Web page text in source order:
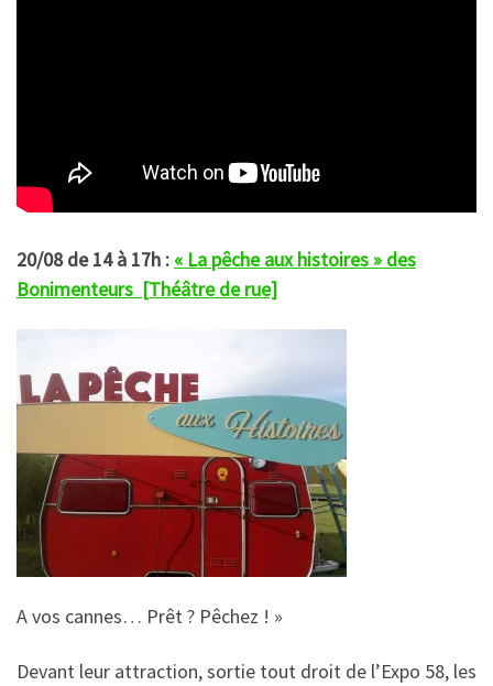
20/08 de 14 à 17h : « La pêche aux histoires » des
Bonimenteurs [Théâtre de rue]
A vos cannes… Prêt ? Pêchez ! »
Devant leur attraction, sortie tout droit de l’Expo 58, les